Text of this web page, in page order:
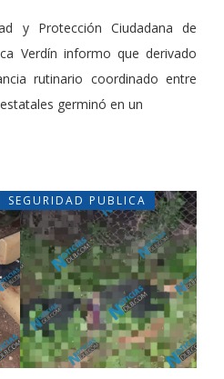
y Protección Ciudadana de
Verdín informo que derivado
rutinario coordinado entre
germinó en un
SEGURIDAD PUBLICA